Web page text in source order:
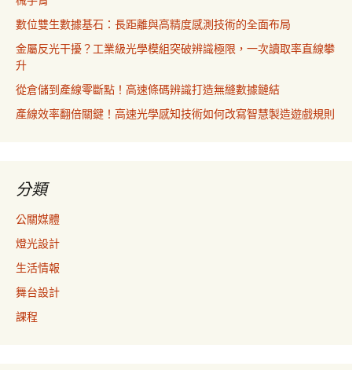
數位雙生數據基石：長距離與高精度感測技術的全面布局
金屬反光干擾？工業級光學模組突破辨識極限，一次讀取率直線攀
升
從倉儲到產線零斷點！高速條碼辨識打造無縫數據鏈結
產線效率翻倍關鍵！高速光學感知技術如何改寫智慧製造遊戲規則
分類
公關媒體
燈光設計
生活情報
舞台設計
課程